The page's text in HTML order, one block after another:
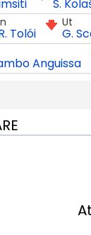
S.
Ut
G.
Tolói
Anguissa